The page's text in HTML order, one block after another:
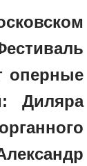
оперные
Диляра